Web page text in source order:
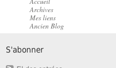
Archives
Mes liens
Ancien Blog
S'abonner